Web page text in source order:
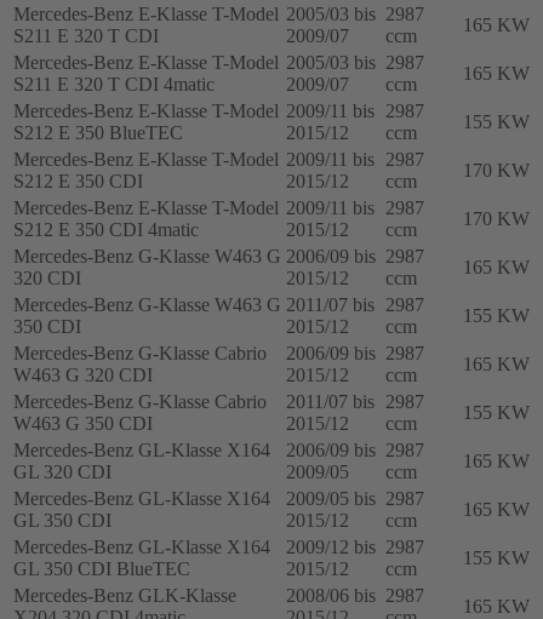
Mercedes-Benz E-Klasse T-Model
S211 E 320 T CDI
2005/03 bis
2009/07
2987
ccm
165 KW
Mercedes-Benz E-Klasse T-Model
S211 E 320 T CDI 4matic
2005/03 bis
2009/07
2987
ccm
165 KW
Mercedes-Benz E-Klasse T-Model
S212 E 350 BlueTEC
2009/11 bis
2015/12
2987
ccm
155 KW
Mercedes-Benz E-Klasse T-Model
S212 E 350 CDI
2009/11 bis
2015/12
2987
ccm
170 KW
Mercedes-Benz E-Klasse T-Model
S212 E 350 CDI 4matic
2009/11 bis
2015/12
2987
ccm
170 KW
Mercedes-Benz G-Klasse W463 G
320 CDI
2006/09 bis
2015/12
2987
ccm
165 KW
Mercedes-Benz G-Klasse W463 G
350 CDI
2011/07 bis
2015/12
2987
ccm
155 KW
Mercedes-Benz G-Klasse Cabrio
W463 G 320 CDI
2006/09 bis
2015/12
2987
ccm
165 KW
Mercedes-Benz G-Klasse Cabrio
W463 G 350 CDI
2011/07 bis
2015/12
2987
ccm
155 KW
Mercedes-Benz GL-Klasse X164
GL 320 CDI
2006/09 bis
2009/05
2987
ccm
165 KW
Mercedes-Benz GL-Klasse X164
GL 350 CDI
2009/05 bis
2015/12
2987
ccm
165 KW
Mercedes-Benz GL-Klasse X164
GL 350 CDI BlueTEC
2009/12 bis
2015/12
2987
ccm
155 KW
Mercedes-Benz GLK-Klasse
2008/06 bis 2987
165 KW